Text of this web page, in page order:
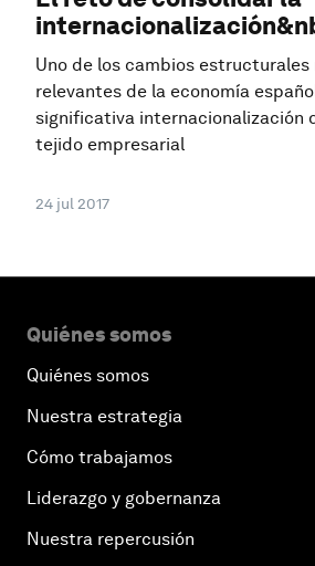
Uno de los cambios
relevantes de la economía
significativa internacionalización
tejido empresarial
24 jul 2017
Quiénes somos
Quiénes somos
Nuestra estrategia
Cómo trabajamos
Liderazgo y gobernanza
Nuestra repercusión